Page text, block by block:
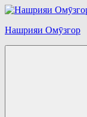
Перейти
содержимому
Нашрияи Омӯзгор